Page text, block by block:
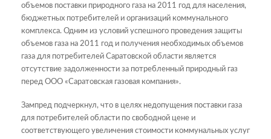
объемов поставки природного газа на 2011 год для населения,
бюджетных потребителей и организаций коммунального
комплекса. Одним из условий успешного проведения защиты
объемов газа на 2011 год и получения необходимых объемов
газа для потребителей Саратовской области является
отсутствие задолженности за потребленный природный газ
перед ООО «Саратовская газовая компания».
Зампред подчеркнул, что в целях недопущения поставки газа
для потребителей области по свободной цене и
соответствующего увеличения стоимости коммунальных услуг